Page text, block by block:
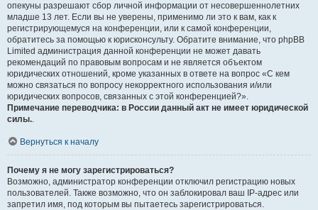
опекуны разрешают сбор личной информации от несовершеннолетних
младше 13 лет. Если вы не уверены, применимо ли это к вам, как к
регистрирующемуся на конференции, или к самой конференции,
обратитесь за помощью к юрисконсульту. Обратите внимание, что phpBB
Limited администрация данной конференции не может давать
рекомендаций по правовым вопросам и не является объектом
юридических отношений, кроме указанных в ответе на вопрос «С кем
можно связаться по вопросу некорректного использования и/или
юридических вопросов, связанных с этой конференцией?».
Примечание переводчика: в России данный акт не имеет юридической
силы..
Вернуться к началу
Почему я не могу зарегистрироваться?
Возможно, администратор конференции отключил регистрацию новых
пользователей. Также возможно, что он заблокировал ваш IP-адрес или
запретил имя, под которым вы пытаетесь зарегистрироваться.